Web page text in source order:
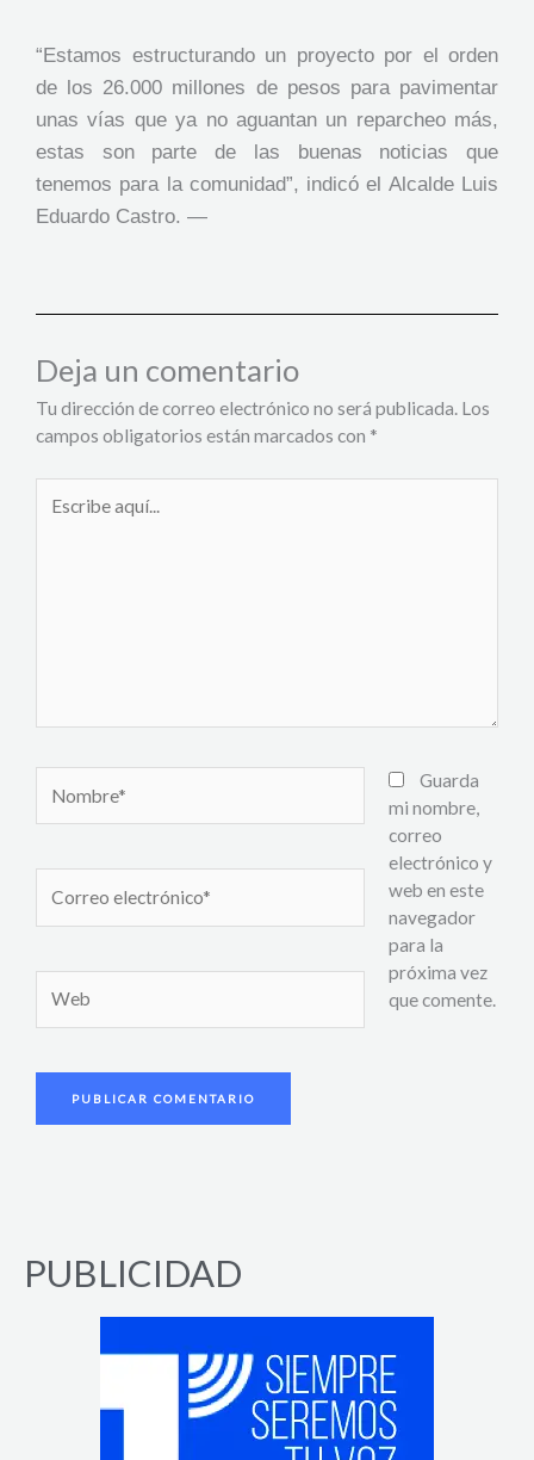
“Estamos estructurando un proyecto por el orden
de los 26.000 millones de pesos para pavimentar
unas vías que ya no aguantan un reparcheo más,
estas son parte de las buenas noticias que
tenemos para la comunidad”, indicó el Alcalde Luis
Eduardo Castro. —
Deja un comentario
Tu dirección de correo electrónico no será publicada. Los
campos obligatorios están marcados con *
aquí...
electrónico*
Guarda
mi nombre,
correo
electrónico y
web en este
navegador
para la
próxima vez
que comente.
PUBLICIDAD